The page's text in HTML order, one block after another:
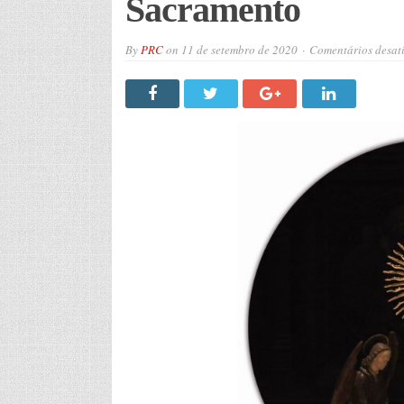
Sacramento
ByPRCon 11 de setembro de 2020 Comentários